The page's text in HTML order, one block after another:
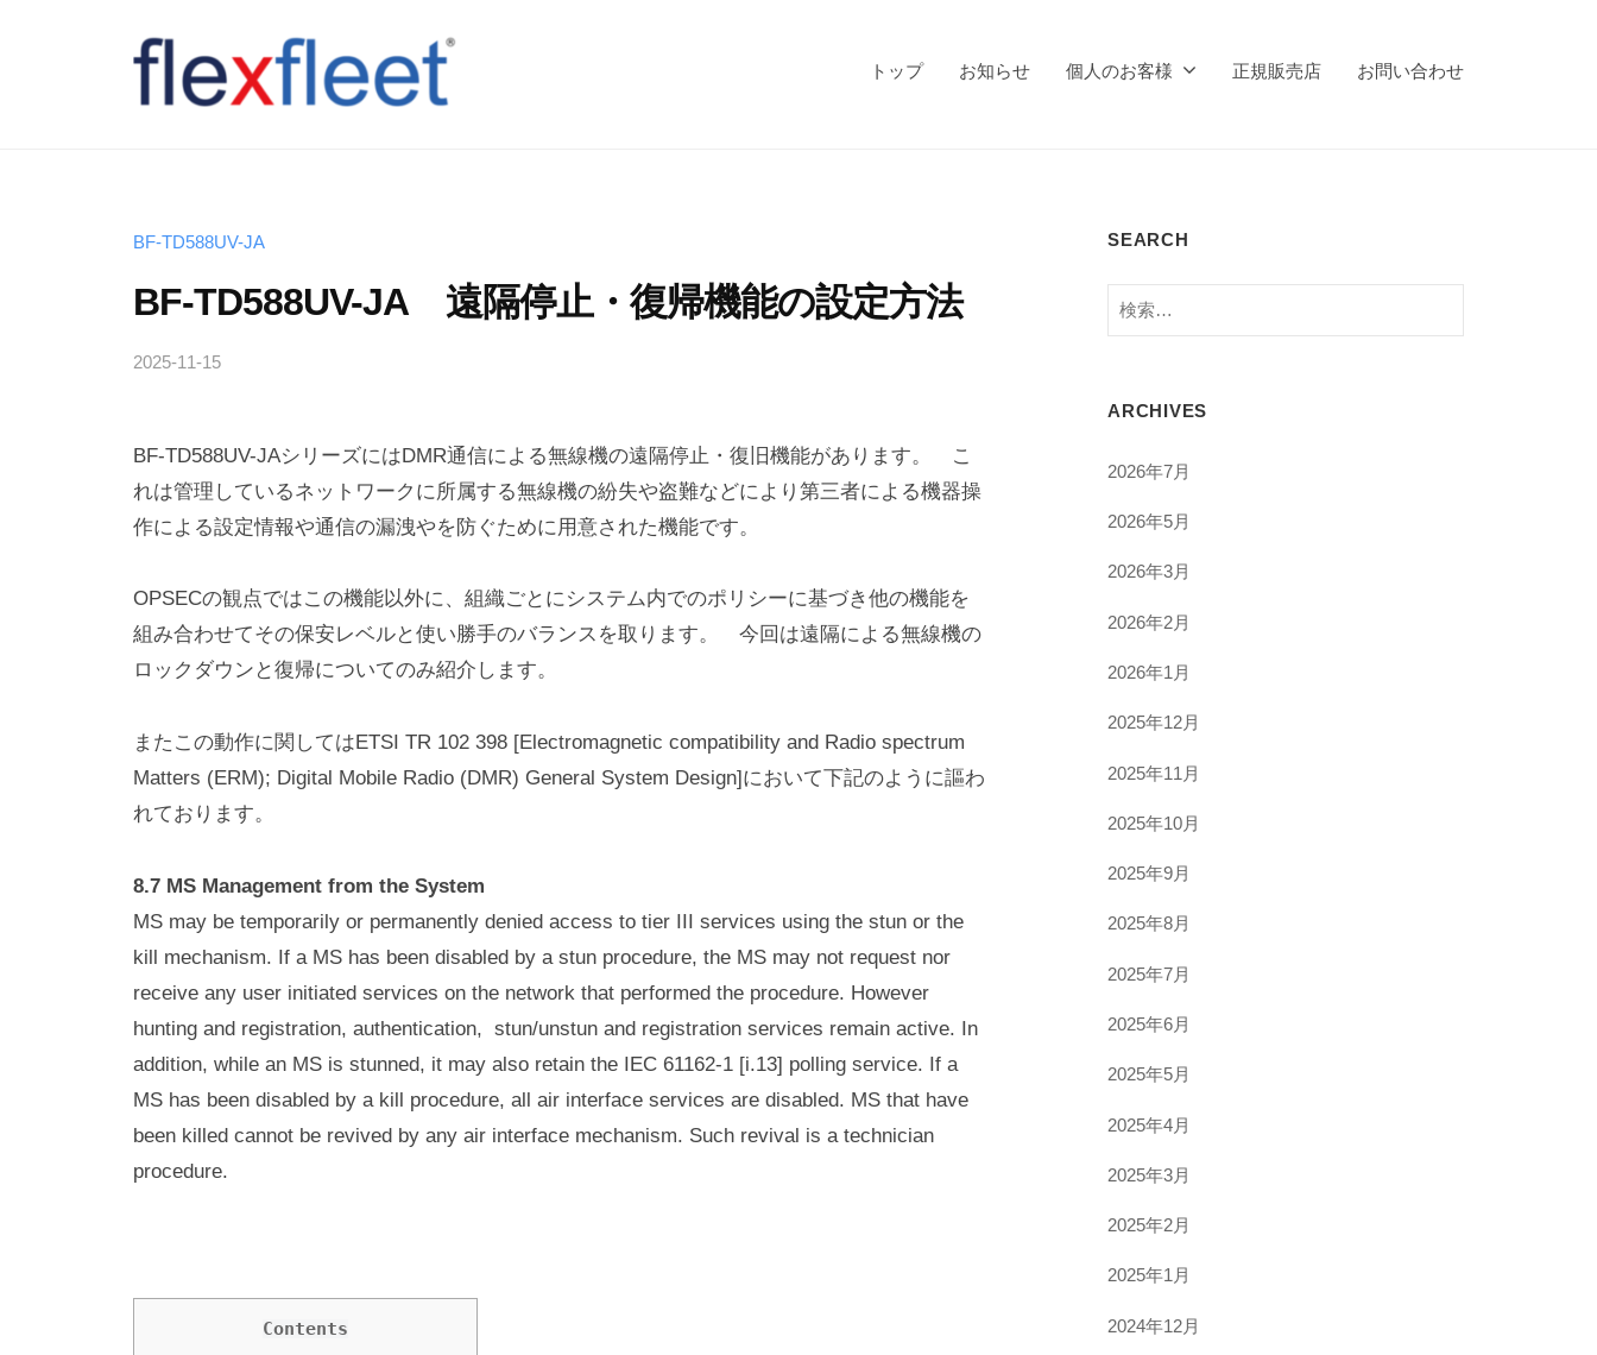
x
F
l
e
t
C
o
,
L
t
.
トップ お知らせ 個人のお客様 正規販売店 お問い合わせ
BF-TD588UV-JA
BF-TD588UV-JA 遠隔停止・復帰機能の設定方法
2025-11-15
a
k
a
i
S
t
o
BF-TD588UV-JAシリーズにはDMR通信による無線機の遠隔停止・復旧機能があります。 こ
れは管理しているネットワークに所属する無線機の紛失や盗難などにより第三者による機器操
作による設定情報や通信の漏洩やを防ぐために用意された機能です。
OPSECの観点ではこの機能以外に、組織ごとにシステム内でのポリシーに基づき他の機能を
組み合わせてその保安レベルと使い勝手のバランスを取ります。 今回は遠隔による無線機の
ロックダウンと復帰についてのみ紹介します。
またこの動作に関してはETSI TR 102 398 [Electromagnetic compatibility and Radio spectrum
Matters (ERM); Digital Mobile Radio (DMR) General System Design]において下記のように謳わ
れております。
8.7 MS Management from the System
MS may be temporarily or permanently denied access to tier III services using the stun or the
kill mechanism. If a MS has been disabled by a stun procedure, the MS may not request nor
receive any user initiated services on the network that performed the procedure. However
hunting and registration, authentication, stun/unstun and registration services remain active. In
addition, while an MS is stunned, it may also retain the IEC 61162-1 [i.13] polling service. If a
MS has been disabled by a kill procedure, all air interface services are disabled. MS that have
been killed cannot be revived by any air interface mechanism. Such revival is a technician
procedure.
Contents
SEARCH
検
索:
ARCHIVES
2026年7月
2026年5月
2026年3月
2026年2月
2026年1月
2025年12月
2025年11月
2025年10月
2025年9月
2025年8月
2025年7月
2025年6月
2025年5月
2025年4月
2025年3月
2025年2月
2025年1月
2024年12月